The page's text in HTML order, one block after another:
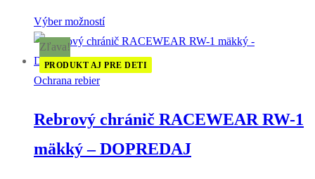
Výber možností
Ochrana rebier
Zľava!
PRODUKT AJ PRE DETI
Rebrový chránič RACEWEAR RW-1
mäkký – DOPREDAJ